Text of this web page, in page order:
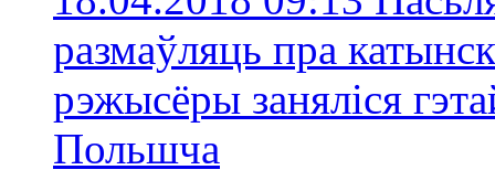
размаўляць пра
рэжысёры заняліся
Польшчa